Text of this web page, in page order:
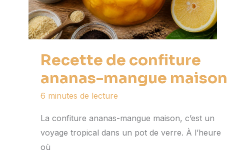
Recette de confiture
ananas-mangue maison
6 minutes de lecture
La confiture ananas-mangue maison, c’est un
voyage tropical dans un pot de verre. À l’heure
où